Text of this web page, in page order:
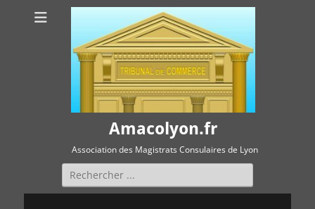
Amacolyon.fr
Association des Magistrats Consulaires de Lyon
Rechercher :